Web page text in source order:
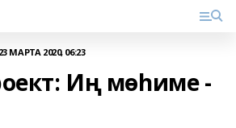
23 МАРТА 2020, 06:23
Иң мөһиме -